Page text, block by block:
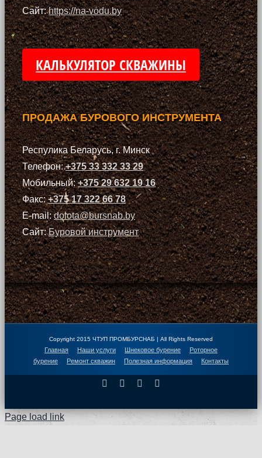
Сайт:https://na-vodu.by
КАЛЬКУЛЯТОР СКВАЖИНЫ
ПРОДАЖА БУРОВОГО ИНСТРУМЕНТА
Респулика Беларусь, г. Минск
Телефон:+375 33 332 33 29
Мобильный:+375 29 632 19 16
Факс:+375 17 322 66 78
E-mail:dolota@bursnab.by
Сайт:Буровой инструмент
Copyright 2015 ЧТУП ПРОМБУРСНАБ | All Rights Reserved
Главная Наши услуги Шнековое бурение
Роторное
бурение
Ремонт скважин Полезная информация Контакты
Facebook Instagram
Page load link